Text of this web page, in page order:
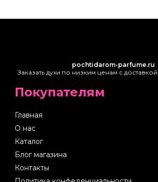
pochtidarom-parfume.ru
Заказать духи по низким ценам с
Покупателям
Главная
О нас
Каталог
Блог магазина
Контакты